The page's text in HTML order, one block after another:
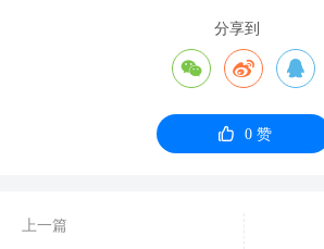
分享到
  
 0赞
上一篇